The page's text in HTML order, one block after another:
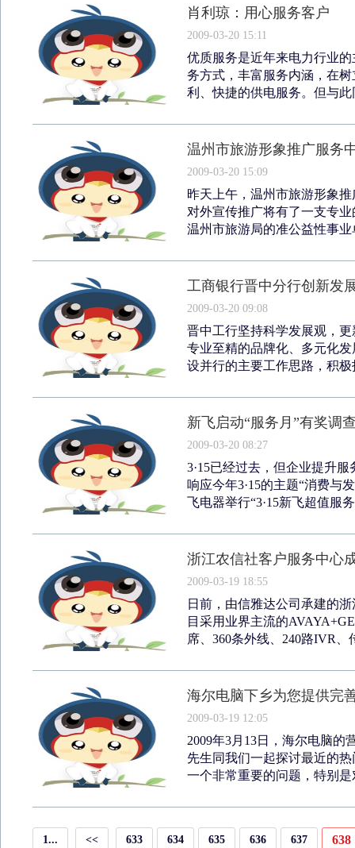
肖利琼：用心服务客户
2009-03-20 15:11
优质服务是近年来电力行业
务方式，丰富服务内涵，在
利、快捷的供电服务。但与
温州市旅游形象推广服务
2009-03-20 15:09
昨天上午，温州市旅游形象
对外宣传推广将有了一支专
温州市旅游局的准公益性事
工商银行晋中分行创新发
2009-03-20 09:08
晋中工行坚持科学发展观，
专业至精的品牌化、多元化
设并行的主要工作思路，积
新飞启动“服务月”有奖调
2009-03-20 08:27
3·15已经过去，但企业提升
响应今年3·15的主题“消费与
飞电器举行“3·15新飞超值服
浙江农信社客户服务中心
2009-03-19 18:55
日前，由信雅达公司承建的
目采用业界主流的
席、360条外线、240路IVR、
海尔电脑下乡为您提供完
2009-03-19 12:05
2009年3月13日，海尔电脑
先生同我们一起探讨最近的
一个非常重要的问题，特别
1... << 633 634 635 636 637 638